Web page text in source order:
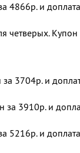
4866р. и
Купон
3704р. и
3910р. и
5216р. и